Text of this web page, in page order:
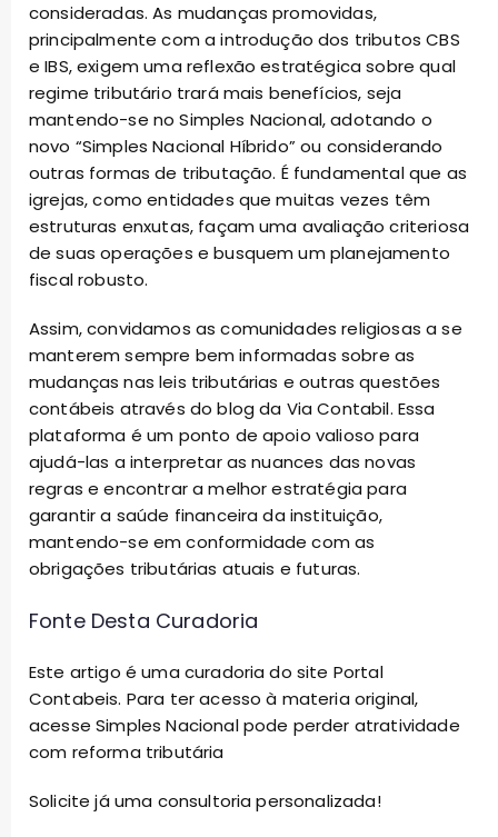
consideradas. As mudanças promovidas,
principalmente com a introdução dos tributos CBS
e IBS, exigem uma reflexão estratégica sobre qual
regime tributário trará mais benefícios, seja
mantendo-se no Simples Nacional, adotando o
novo “Simples Nacional Híbrido” ou considerando
outras formas de tributação. É fundamental que as
igrejas, como entidades que muitas vezes têm
estruturas enxutas, façam uma avaliação criteriosa
de suas operações e busquem um planejamento
fiscal robusto.
Assim, convidamos as comunidades religiosas a se
manterem sempre bem informadas sobre as
mudanças nas leis tributárias e outras questões
contábeis através do blog da Via Contabil. Essa
plataforma é um ponto de apoio valioso para
ajudá-las a interpretar as nuances das novas
regras e encontrar a melhor estratégia para
garantir a saúde financeira da instituição,
mantendo-se em conformidade com as
obrigações tributárias atuais e futuras.
Fonte Desta Curadoria
Este artigo é uma curadoria do site Portal
Contabeis. Para ter acesso à materia original,
acesseSimples Nacional pode perder atratividade
com reforma tributária
Solicite já uma consultoria personalizada!